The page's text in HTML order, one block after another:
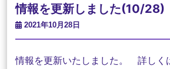
情報を更新しました(10/28)
2021年10月28日
情報を更新いたしました。 詳しく